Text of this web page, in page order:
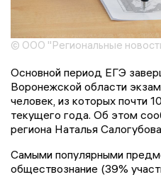
© ООО "Региональные
Основной период ЕГЭ
Воронежской области
человек, из которых почти
текущего года. Об этом
региона Наталья
Самыми популярными
обществознание (39%